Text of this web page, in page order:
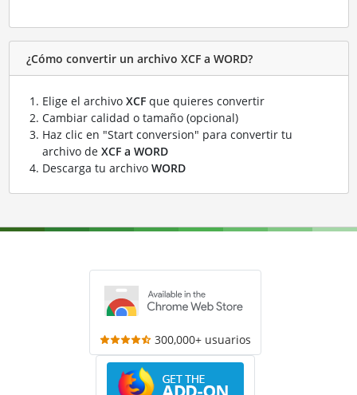
¿Cómo convertir un archivo XCF a WORD?
Elige el archivo XCFque quieres convertir
Cambiar calidad o tamaño (opcional)
Haz clic en "Start conversion" para convertir tu
archivo de XCF a WORD
Descarga tu archivo WORD
300,000+ usuarios